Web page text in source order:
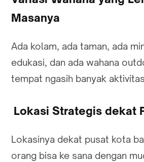
Masanya
Ada kolam, ada taman, ada
edukasi, dan ada wahana
tempat ngasih banyak
Lokasi Strategis dekat
Lokasinya dekat pusat kota
orang bisa ke sana dengan